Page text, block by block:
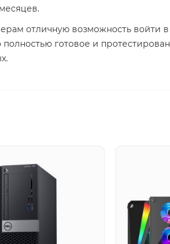
отличную возможность
готовое и